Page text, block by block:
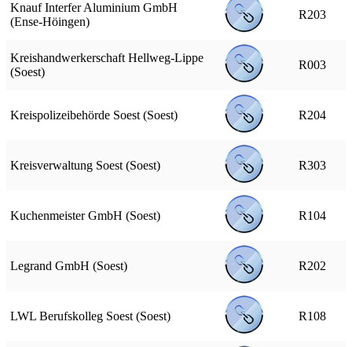
Knauf Interfer Aluminium GmbH
(Ense-Höingen)
R203
Kreishandwerkerschaft Hellweg-Lippe
(Soest)
R003
Kreispolizeibehörde Soest (Soest) R204
Kreisverwaltung Soest (Soest) R303
Kuchenmeister GmbH (Soest) R104
Legrand GmbH (Soest) R202
LWL Berufskolleg Soest (Soest) R108